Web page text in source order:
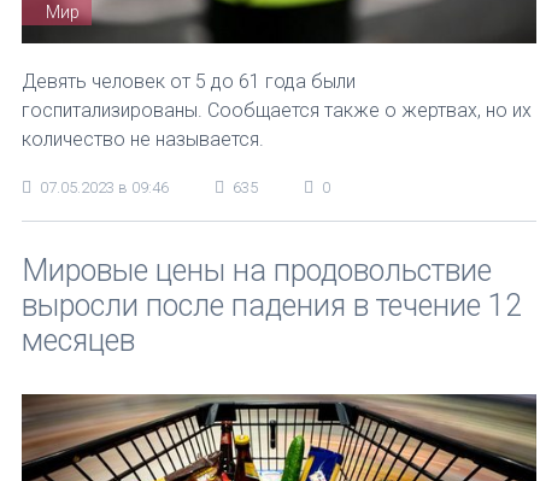
Мир
Девять человек от 5 до 61 года были
госпитализированы. Сообщается также о жертвах, но их
количество не называется.
07.05.2023 в 09:46 635 0
Мировые цены на продовольствие
выросли после падения в течение 12
месяцев